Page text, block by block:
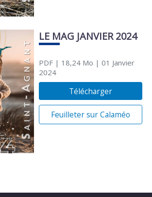
LE MAG JANVIER 2024
PDF| 18,24 Mo | 01 Janvier
2024
Télécharger
Feuilleter sur Calaméo